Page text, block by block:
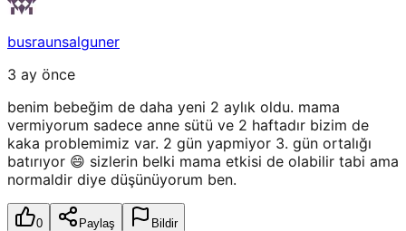
busraunsalguner
3 ay önce
benim bebeğim de daha yeni 2 aylık oldu. mama
vermiyorum sadece anne sütü ve 2 haftadır bizim de
kaka problemimiz var. 2 gün yapmiyor 3. gün ortalığı
batırıyor 😄 sizlerin belki mama etkisi de olabilir tabi ama
normaldir diye düşünüyorum ben.
0 Paylaş Bildir